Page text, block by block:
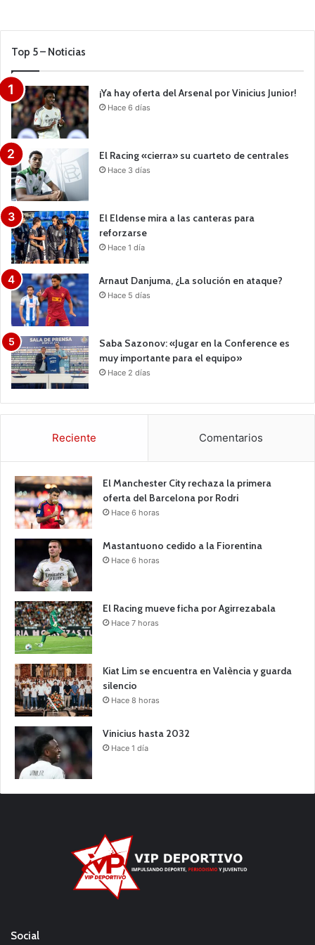
Top 5 – Noticias
¡Ya hay oferta del Arsenal por Vinicius Junior!
Hace 6 días
El Racing «cierra» su cuarteto de centrales
Hace 3 días
El Eldense mira a las canteras para
reforzarse
Hace 1 día
Arnaut Danjuma, ¿La solución en ataque?
Hace 5 días
Saba Sazonov: «Jugar en la Conference es
muy importante para el equipo»
Hace 2 días
Reciente Comentarios
El Manchester City rechaza la primera
oferta del Barcelona por Rodri
Hace 6 horas
Mastantuono cedido a la Fiorentina
Hace 6 horas
El Racing mueve ficha por Agirrezabala
Hace 7 horas
Kiat Lim se encuentra en València y guarda
silencio
Hace 8 horas
Vinicius hasta 2032
Hace 1 día
Social